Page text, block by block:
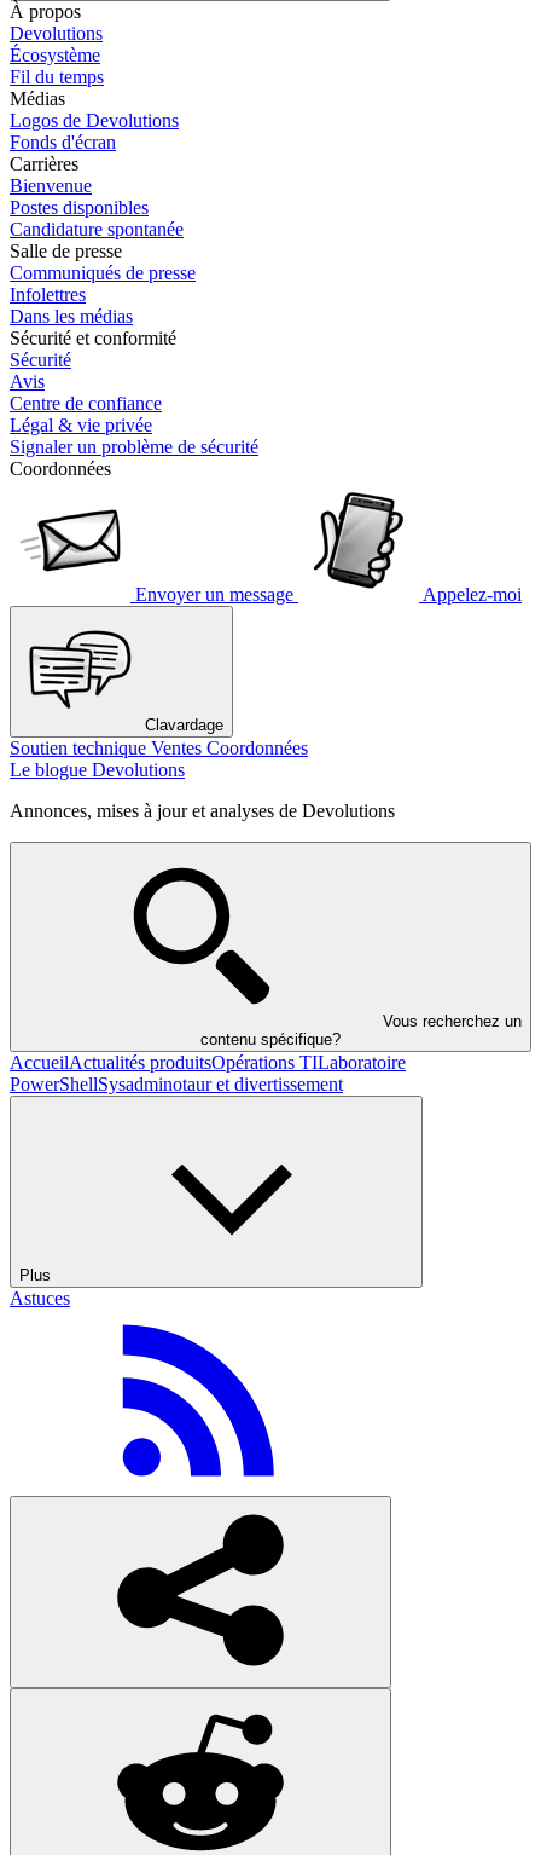
À propos
Devolutions
Écosystème
Fil du temps
Médias
Logos de Devolutions
Fonds d'écran
Carrières
Bienvenue
Postes disponibles
Candidature spontanée
Salle de presse
Communiqués de presse
Infolettres
Dans les médias
Sécurité et conformité
Sécurité
Avis
Centre de confiance
Légal & vie privée
Signaler un problème de sécurité
Coordonnées
Envoyer un message Appelez-moi
Clavardage
Soutien technique Ventes Coordonnées
Le blogue Devolutions
Annonces, mises à jour et analyses de Devolutions
Vous recherchez un
contenu spécifique?
AccueilActualités produitsOpérations TILaboratoire
PowerShellSysadminotaur et divertissement
Plus
Astuces